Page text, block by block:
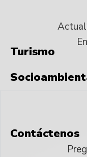
Turismo
Contáctenos